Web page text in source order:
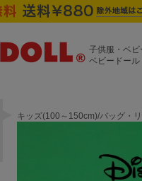
子供服・ベビ
ベビードール
キッズ(100～150cm)/バッグ・